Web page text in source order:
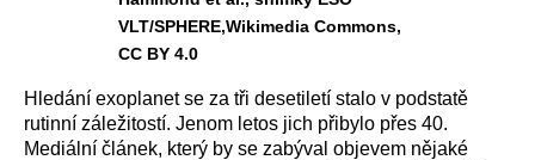
VLT/SPHERE,Wikimedia Commons,
CC BY 4.0
Hledání exoplanet se za tři desetiletí stalo v podstatě
rutinní záležitostí. Jenom letos jich přibylo přes 40.
Mediální článek, který by se zabýval objevem nějaké